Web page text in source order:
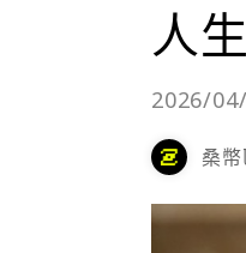
人生
2026/
桑